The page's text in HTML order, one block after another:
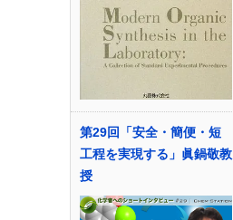
第29回「安全・簡便・短
工程を実現する」眞鍋敬教
授